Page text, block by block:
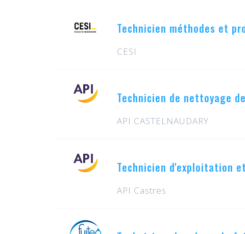
Technicien méthodes et
CESI
Technicien de nettoyage
API CASTELNAUDARY
Technicien d'exploitation
API Castres